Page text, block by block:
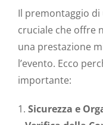
Il premontaggio
cruciale che offre
una prestazione
l’evento. Ecco
importante:
1. Sicurezza e